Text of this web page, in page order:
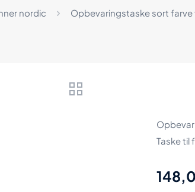
nordic Opbevaringstaske sort
Taske til